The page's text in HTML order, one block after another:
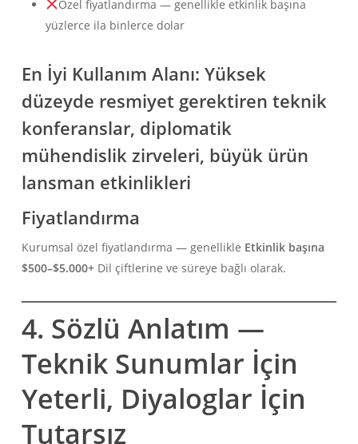
Özel fiyatlandırma — genellikle etkinlik başına
yüzlerce ila binlerce dolar
En İyi Kullanım Alanı: Yüksek
düzeyde resmiyet gerektiren teknik
konferanslar, diplomatik
mühendislik zirveleri, büyük ürün
lansman etkinlikleri
Fiyatlandırma
Kurumsal özel fiyatlandırma — genellikle Etkinlik başına
$500–$5.000+Dil çiftlerine ve süreye bağlı olarak.
4. Sözlü Anlatım —
Teknik Sunumlar İçin
Yeterli, Diyaloglar İçin
Tutarsız